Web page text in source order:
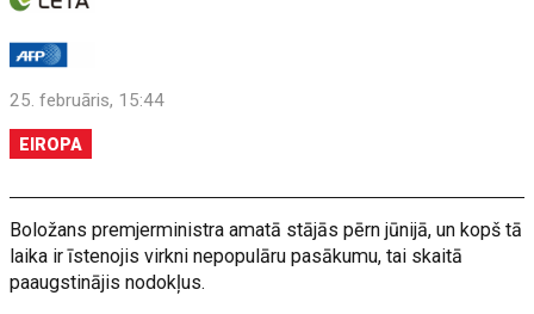
25. februāris, 15:44
EIROPA
Boložans premjerministra amatā stājās pērn jūnijā, un kopš tā
laika ir īstenojis virkni nepopulāru pasākumu, tai skaitā
paaugstinājis nodokļus.